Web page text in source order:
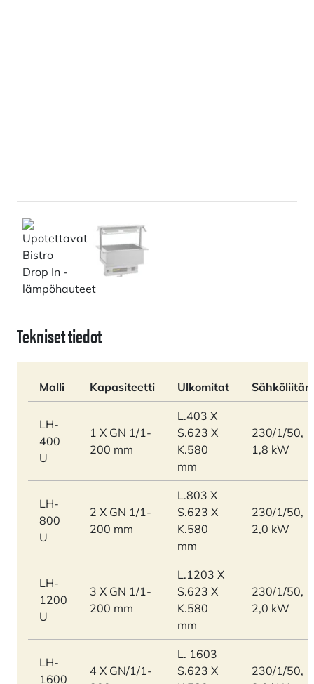
Tekniset tiedot
Malli Kapasiteetti Ulkomitat
LH-
400
U
1 X GN 1/1-
200 mm
L.403 X
S.623 X
K.580
mm
230/1/50,
1,8 kW
LH-
800
U
2 X GN 1/1-
200 mm
L.803 X
S.623 X
K.580
mm
230/1/50,
2,0 kW
LH-
1200
U
3 X GN 1/1-
200 mm
L.1203 X
S.623 X
K.580
mm
230/1/50,
2,0 kW
LH-
1600
4 X GN/1/1-
L. 1603
S.623 X
230/1/50,